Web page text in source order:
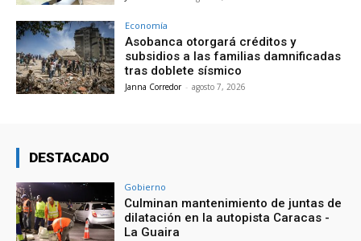
Economía
Asobanca otorgará créditos y
subsidios a las familias damnificadas
tras doblete sísmico
Janna Corredor - agosto 7, 2026
DESTACADO
Gobierno
Culminan mantenimiento de juntas de
dilatación en la autopista Caracas -
La Guaira